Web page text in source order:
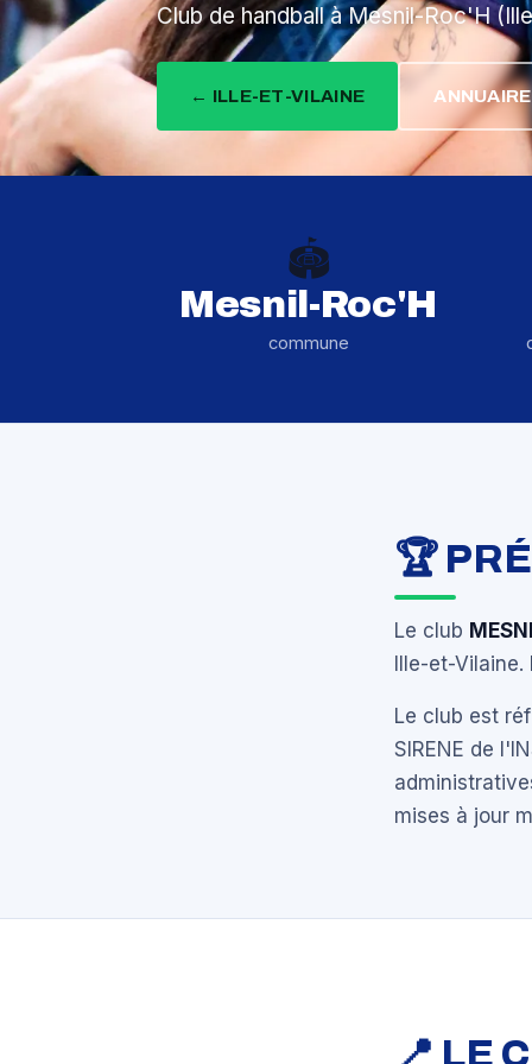
Club de handball à Mesnil-Roc'H
← ILLE-ET-VILAINE ANNUAIRE
🏟️
Mesnil-Roc'H
commune
🏆
Le club
Ille-et-
Le club est
SIRENE de
mises à jour
📍 LE